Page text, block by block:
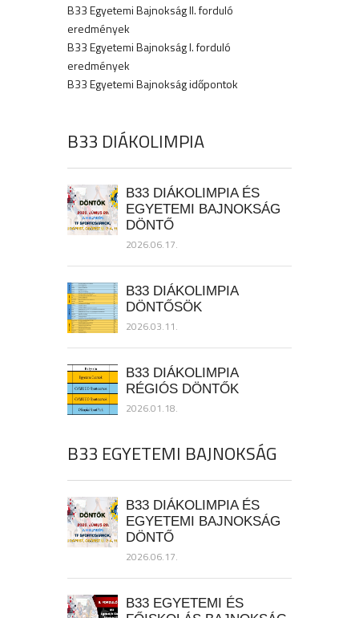
B33 Egyetemi Bajnokság II. forduló
eredmények
B33 Egyetemi Bajnokság I. forduló
eredmények
B33 Egyetemi Bajnokság időpontok
B33 DIÁKOLIMPIA
B33 DIÁKOLIMPIA ÉS
EGYETEMI BAJNOKSÁG
DÖNTŐ
2026.06.17.
B33 DIÁKOLIMPIA
DÖNTŐSÖK
2026.03.11.
B33 DIÁKOLIMPIA
RÉGIÓS DÖNTŐK
2026.01.18.
B33 EGYETEMI BAJNOKSÁG
B33 DIÁKOLIMPIA ÉS
EGYETEMI BAJNOKSÁG
DÖNTŐ
2026.06.17.
B33 EGYETEMI ÉS